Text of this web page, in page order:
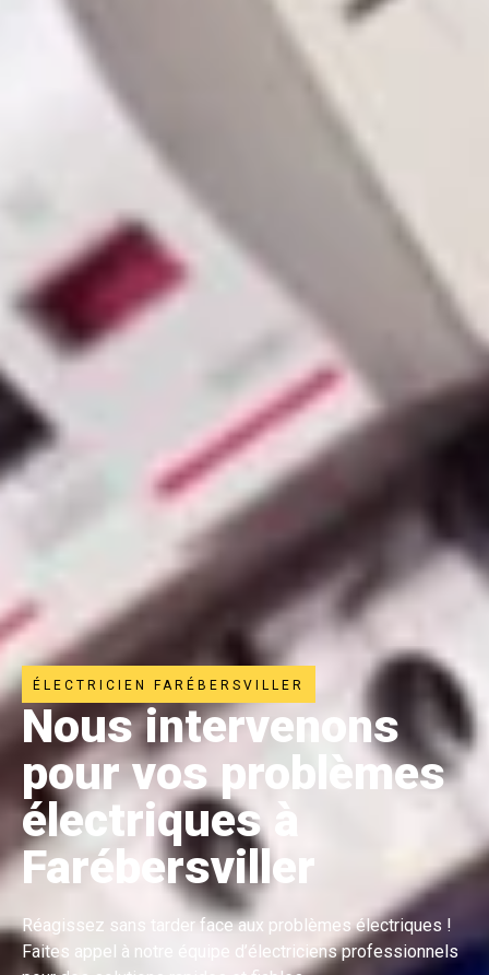
ÉLECTRICIEN FARÉBERSVILLER
Nous intervenons
pour vos problèmes
électriques à
Farébersviller
Réagissez sans tarder face aux problèmes électriques !
Faites appel à notre équipe d’électriciens professionnels